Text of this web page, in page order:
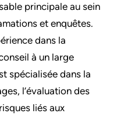
principale au sein
et enquêtes.
dans la
à un large
spécialisée dans la
l’évaluation des
liés aux